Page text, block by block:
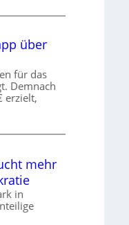
über
für das
Demnach
erzielt,
mehr
in